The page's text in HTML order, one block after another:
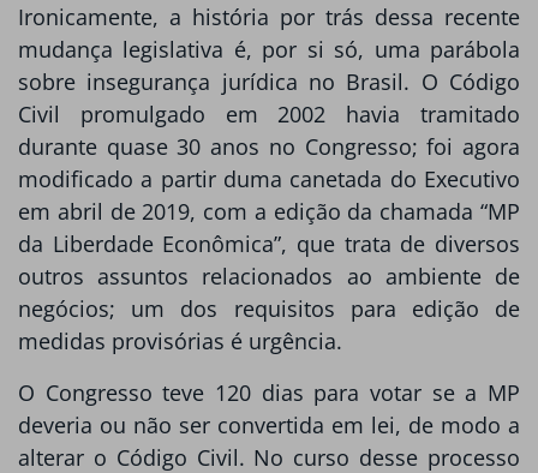
Ironicamente, a história por trás dessa recente
mudança legislativa é, por si só, uma parábola
sobre insegurança jurídica no Brasil. O Código
Civil promulgado em 2002 havia tramitado
durante quase 30 anos no Congresso; foi agora
modificado a partir duma canetada do Executivo
em abril de 2019, com a edição da chamada “MP
da Liberdade Econômica”, que trata de diversos
outros assuntos relacionados ao ambiente de
negócios; um dos requisitos para edição de
medidas provisórias é urgência.
O Congresso teve 120 dias para votar se a MP
deveria ou não ser convertida em lei, de modo a
alterar o Código Civil. No curso desse processo